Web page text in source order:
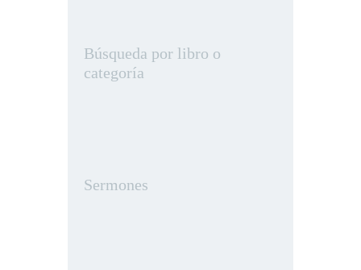
Búsqueda por libro o
categoría
Sermones